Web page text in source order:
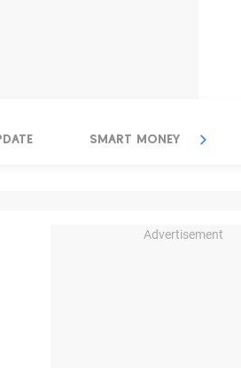
SMART MONEY
Advertisement